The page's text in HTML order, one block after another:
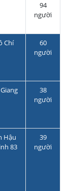
94
người
Chí
60
người
38
người
Hậu
83
39
người